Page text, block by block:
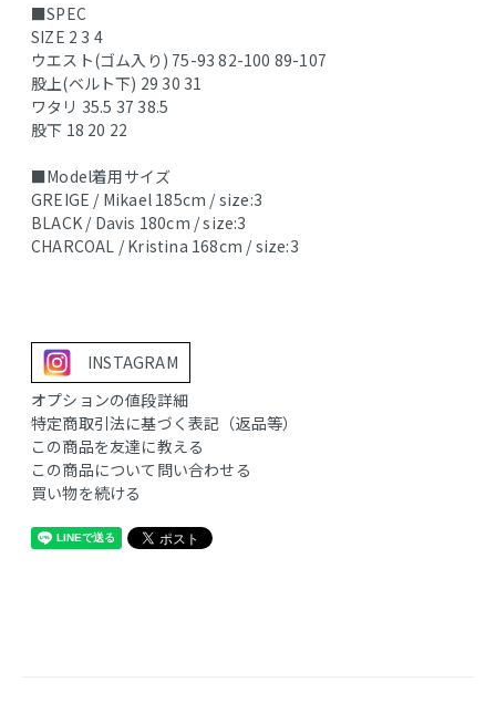
■SPEC
SIZE 2 3 4
ウエスト(ゴム入り) 75-93 82-100 89-107
股上(ベルト下) 29 30 31
ワタリ 35.5 37 38.5
股下 18 20 22
■Model着用サイズ
GREIGE / Mikael 185cm / size:3
BLACK / Davis 180cm / size:3
CHARCOAL / Kristina 168cm / size:3
INSTAGRAM
オプションの値段詳細
特定商取引法に基づく表記（返品等）
この商品を友達に教える
この商品について問い合わせる
買い物を続ける